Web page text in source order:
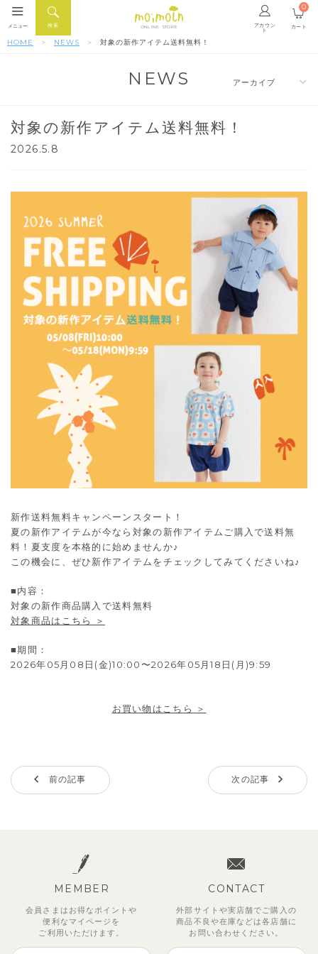
ONLINE STORE アカウン
ト
検索
メニュー カート
0
HOME NEWS 対象の新作アイテム送料無料！
NEWS
対象の新作アイテム送料無料！
2026.5.8
新作送料無料キャンペーンスタート！
夏の新作アイテムが今なら対象の新作アイテムご購入で送料無
料！夏支度を本格的に始めませんか♪
この機会に、ぜひ新作アイテムをチェックしてみてくださいね♪
■内容：
対象の新作商品購入で送料無料
対象商品はこちら ＞
■期間：
2026年05月08日(金)10:00〜2026年05月18日(月)9:59
お買い物はこちら ＞
前の記事 次の記事
MEMBER
会員さまはお得なポイントや
便利な マイページを
ご利用いただけます。
CONTACT
外部サイトや実店舗でご購入の
商品不良や在庫などは各店舗に
お問い合わせください。